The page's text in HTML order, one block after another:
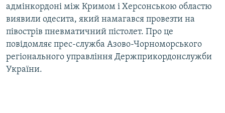
Усі сайти RFE/RL
адмінкордоні між Кримом і Херсонською областю
виявили одесита, який намагався провезти на
півострів пневматичний пістолет. Про це
повідомляє прес-служба Азово-Чорноморського
регіонального управління Держприкордонслужби
України.